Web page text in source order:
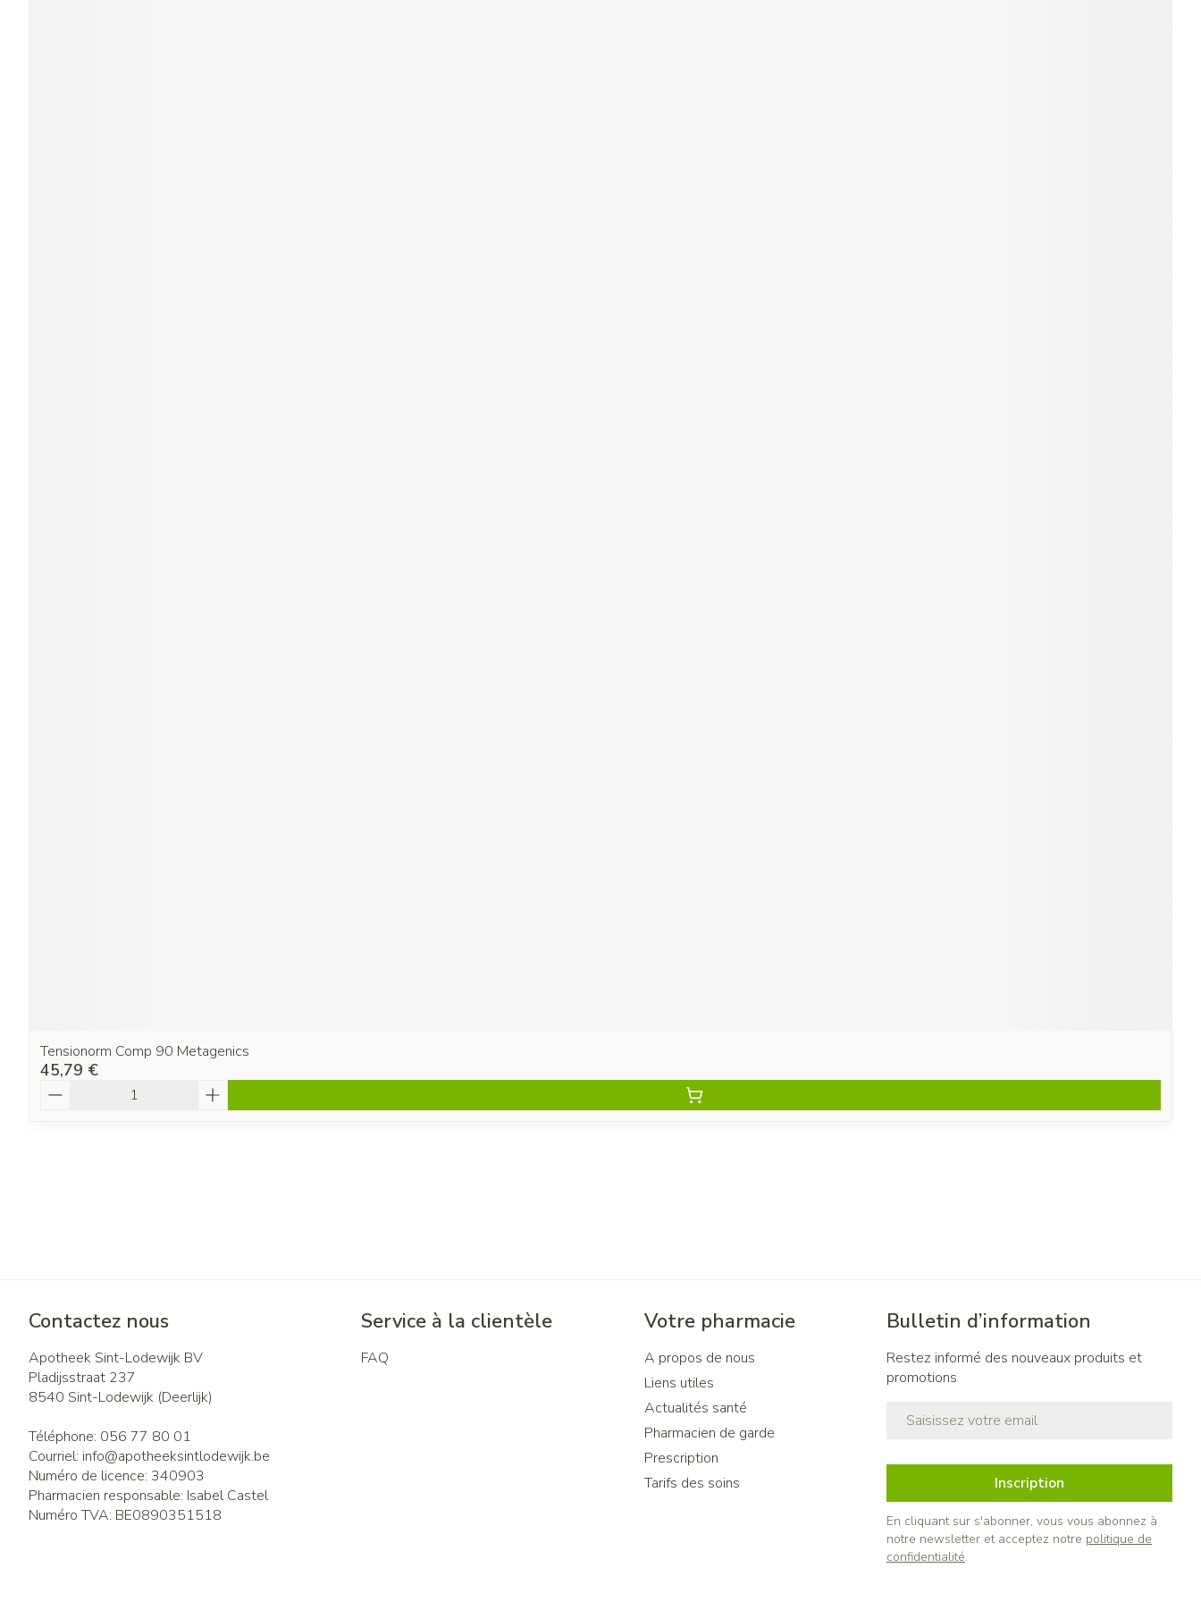
Tensionorm Comp 90 Metagenics
45,79 €
Contactez nous
Apotheek Sint-Lodewijk BV
Pladijsstraat 237
8540 Sint-Lodewijk (Deerlijk)
Téléphone: 056 77 80 01
Courriel: info@apotheeksintlodewijk.be
Numéro de licence: 340903
Pharmacien responsable: Isabel Castel
Numéro TVA: BE0890351518
Service à la clientèle
FAQ
Votre pharmacie
A propos de nous
Liens utiles
Actualités santé
Pharmacien de garde
Prescription
Tarifs des soins
Bulletin d’information
Restez informé des nouveaux produits et
promotions
Inscription
En cliquant sur s'abonner, vous vous abonnez à
notre newsletter et acceptez notre politique de
confidentialité.